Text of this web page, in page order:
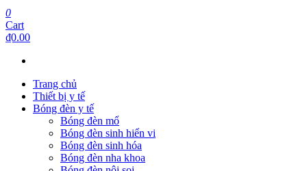
0
Cart
₫0.00
Trang chủ
Thiết bị y tế
Bóng đèn y tế
Bóng đèn mổ
Bóng đèn sinh hiển vi
Bóng đèn sinh hóa
Bóng đèn nha khoa